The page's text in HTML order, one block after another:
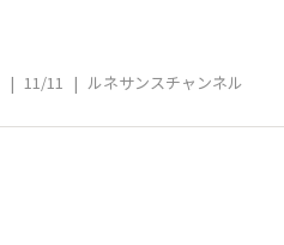
| 11/11 | ルネサンスチャンネル